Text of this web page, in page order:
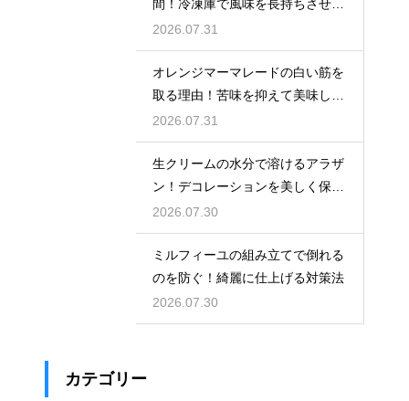
間！冷凍庫で風味を長持ちさせる
コツ
2026.07.31
オレンジマーマレードの白い筋を
取る理由！苦味を抑えて美味しい
ジャムに仕上げる
2026.07.31
生クリームの水分で溶けるアラザ
ン！デコレーションを美しく保つ
ための飾るタイミングとコツ
2026.07.30
ミルフィーユの組み立てで倒れる
のを防ぐ！綺麗に仕上げる対策法
2026.07.30
カテゴリー